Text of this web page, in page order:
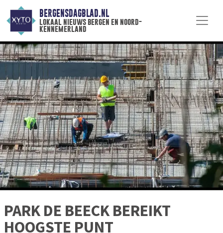
BERGENSDAGBLAD.NL
lokaal nieuws bergen en noord-
kennemerland
PARK DE BEECK BEREIKT
HOOGSTE PUNT